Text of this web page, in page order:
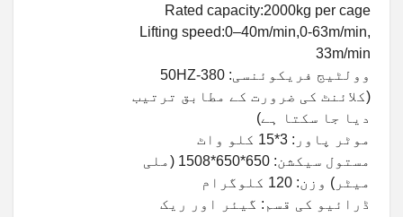
Rated capacity:2000kg per cage
Lifting speed:0–40m/min,0-63m/min,
33m/min
وولٹیج فریکوئنسی: 380-50HZ
(کلائنٹ کی ضرورت کے مطابق ترتیب
دیا جا سکتا ہے)
موٹر پاور: 3*15 کلو واٹ
مستول سیکشن: 650*650*1508 (ملی
میٹر) وزن: 120 کلوگرام
ڈرائیو کی قسم: گیئر اور ریک